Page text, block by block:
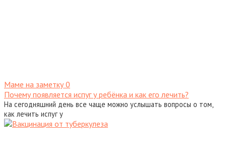
Маме на заметку0
Почему появляется испуг у ребёнка и как его лечить?
На сегодняшний день все чаще можно услышать вопросы о том,
как лечить испуг у